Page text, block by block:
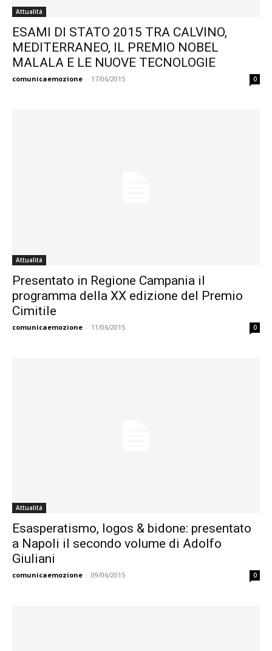
Attualità
ESAMI DI STATO 2015 TRA CALVINO,
MEDITERRANEO, IL PREMIO NOBEL
MALALA E LE NUOVE TECNOLOGIE
comunicaemozione - 17/06/2015 0
Attualità
Presentato in Regione Campania il
programma della XX edizione del Premio
Cimitile
comunicaemozione - 11/06/2015 0
Attualità
Esasperatismo, logos & bidone: presentato
a Napoli il secondo volume di Adolfo
Giuliani
comunicaemozione - 09/06/2015 0